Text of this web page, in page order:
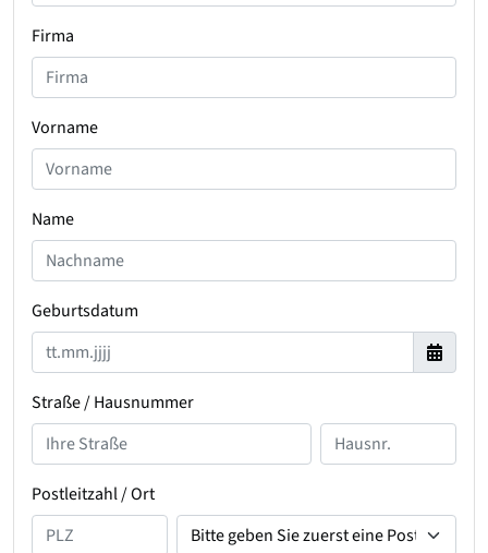
Firma
Vorname
Name
Geburtsdatum
Straße / Hausnummer
Postleitzahl / Ort